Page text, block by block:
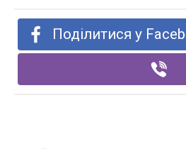
Поділитися у